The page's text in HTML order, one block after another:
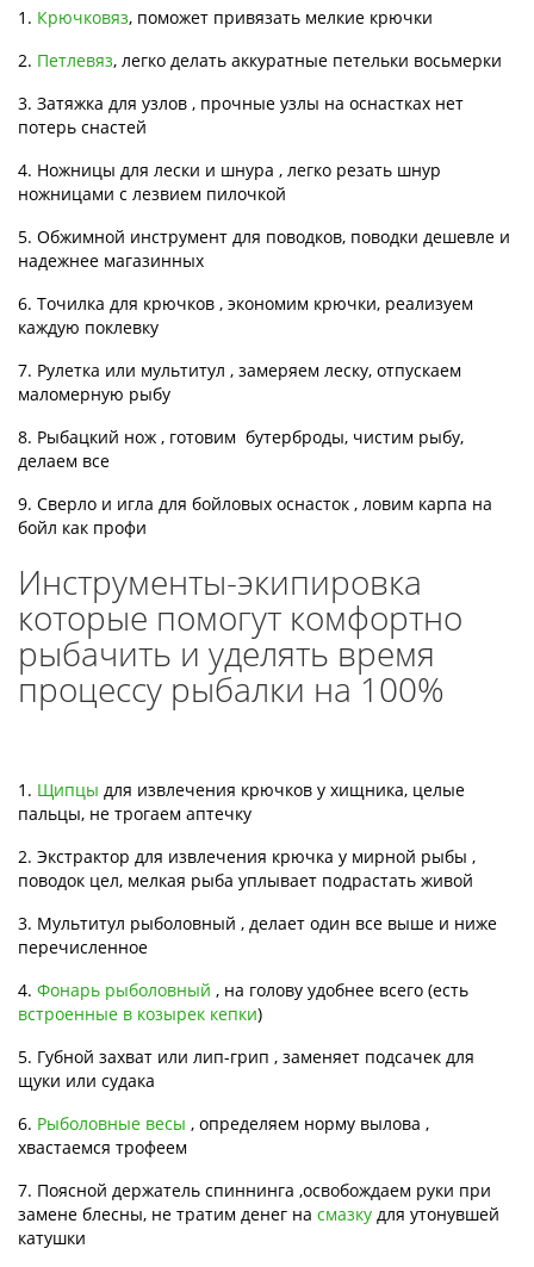
1. Крючковяз, поможет привязать мелкие крючки
2. Петлевяз, легко делать аккуратные петельки восьмерки
3. Затяжка для узлов , прочные узлы на оснастках нет
потерь снастей
4. Ножницы для лески и шнура , легко резать шнур
ножницами с лезвием пилочкой
5. Обжимной инструмент для поводков, поводки дешевле и
надежнее магазинных
6. Точилка для крючков , экономим крючки, реализуем
каждую поклевку
7. Рулетка или мультитул , замеряем леску, отпускаем
маломерную рыбу
8. Рыбацкий нож , готовим бутерброды, чистим рыбу,
делаем все
9. Сверло и игла для бойловых оснасток , ловим карпа на
бойл как профи
Инструменты-экипировка
которые помогут комфортно
рыбачить и уделять время
процессу рыбалки на 100%
1. Щипцы для извлечения крючков у хищника, целые
пальцы, не трогаем аптечку
2. Экстрактор для извлечения крючка у мирной рыбы ,
поводок цел, мелкая рыба уплывает подрастать живой
3. Мультитул рыболовный , делает один все выше и ниже
перечисленное
4. Фонарь рыболовный , на голову удобнее всего (есть
встроенные в козырек кепки)
5. Губной захват или лип-грип , заменяет подсачек для
щуки или судака
6. Рыболовные весы , определяем норму вылова ,
хвастаемся трофеем
7. Поясной держатель спиннинга ,освобождаем руки при
замене блесны, не тратим денег на смазку для утонувшей
катушки